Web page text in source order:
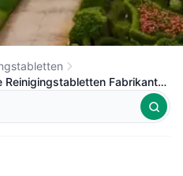
Reinigingstabletten Fabrikant